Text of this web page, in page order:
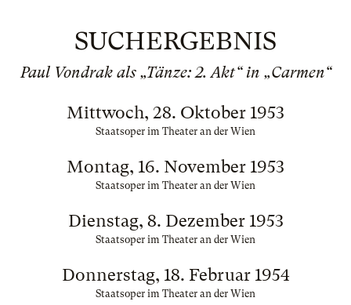
SUCHERGEBNIS
Paul Vondrak als „Tänze: 2. Akt“ in „Carmen“
Mittwoch, 28. Oktober 1953
Staatsoper im Theater an der Wien
Montag, 16. November 1953
Staatsoper im Theater an der Wien
Dienstag, 8. Dezember 1953
Staatsoper im Theater an der Wien
Donnerstag, 18. Februar 1954
Staatsoper im Theater an der Wien